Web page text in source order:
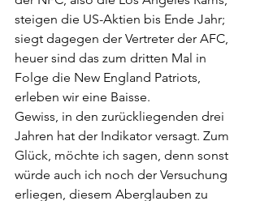
steigen die US-Aktien bis Ende Jahr;
siegt dagegen der Vertreter der AFC,
heuer sind das zum dritten Mal in
Folge die New England Patriots,
erleben wir eine Baisse.
Gewiss, in den zurückliegenden drei
Jahren hat der Indikator versagt. Zum
Glück, möchte ich sagen, denn sonst
würde auch ich noch der Versuchung
erliegen, diesem Aberglauben zu